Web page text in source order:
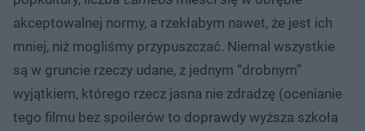
akceptowalnej normy, a rzekłabym nawet, że jest ich
mniej, niż mogliśmy przypuszczać. Niemal wszystkie
są w gruncie rzeczy udane, z jednym “drobnym”
wyjątkiem, którego rzecz jasna nie zdradzę (ocenianie
tego filmu bez spoilerów to doprawdy wyższa szkoła